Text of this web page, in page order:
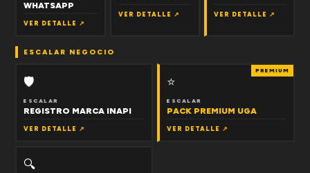
WHATSAPP
VER DETALLE ↗
VER DETALLE ↗ VER DETALLE ↗
ESCALAR NEGOCIO
🛡
ESCALAR
REGISTRO MARCA INAPI
VER DETALLE ↗
PREMIUM
⭐
ESCALAR
PACK PREMIUM UGA
VER DETALLE ↗
🔍